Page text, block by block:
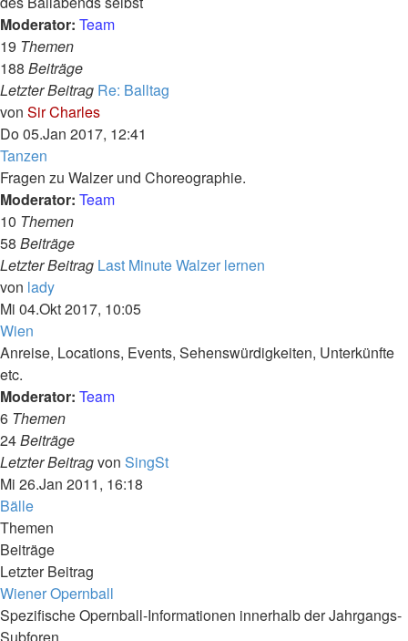
Moderator: Team
19 Themen
188 Beiträge
Letzter Beitrag Re: Balltag
von Sir CharlesNeuester
Beitrag
Do 05.Jan 2017, 12:41
Tanzen
Fragen zu Walzer und Choreographie.
Moderator: Team
10 Themen
58 Beiträge
Letzter Beitrag Last Minute Walzer lernen
von ladyNeuester
Beitrag
Mi 04.Okt 2017, 10:05
Wien
Anreise, Locations, Events, Sehenswürdigkeiten, Unterkünfte
etc.
Moderator: Team
6 Themen
24Beiträge
Letzter Beitragvon SingStNeuester
Mi 26.Jan 2011, 16:18
Bälle
Themen
Beiträge
Letzter Beitrag
Wiener Opernball
Spezifische Opernball-Informationen innerhalb der Jahrgangs-